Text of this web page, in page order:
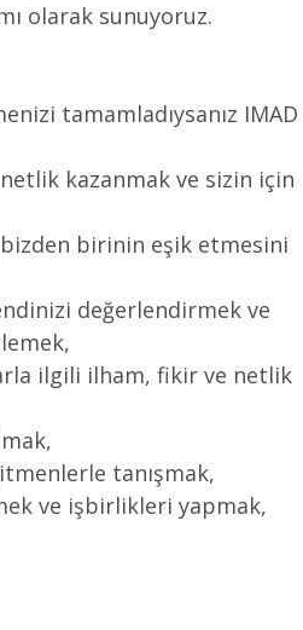
olarak sunuyoruz.
tamamladıysanız IMAD
kazanmak ve sizin için
birinin eşik etmesini
değerlendirmek ve
ilgili ilham, fikir ve netlik
tanışmak,
ve işbirlikleri yapmak,